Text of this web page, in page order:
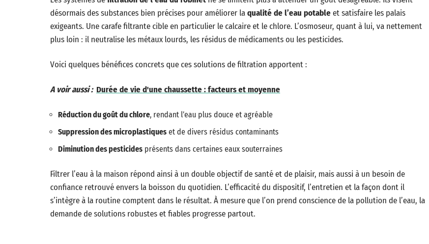
désormais des substances bien précises pour améliorer laqualité de l’eau potableet satisfaire les palais
exigeants. Une carafe filtrante cible en particulier le calcaire et le chlore. L’osmoseur, quant à lui, va nettement
plus loin : il neutralise les métaux lourds, les résidus de médicaments ou les pesticides.
Voici quelques bénéfices concrets que ces solutions de filtration apportent :
A voir aussi : Durée de vie d'une chaussette : facteurs et moyenne
Réduction du goût du chlore, rendant l’eau plus douce et agréable
Suppression des microplastiques et de divers résidus contaminants
Diminution des pesticides présents dans certaines eaux souterraines
Filtrer l’eau à la maison répond ainsi à un double objectif de santé et de plaisir, mais aussi à un besoin de
confiance retrouvé envers la boisson du quotidien. L’efficacité du dispositif, l’entretien et la façon dont il
s’intègre à la routine comptent dans le résultat. À mesure que l’on prend conscience de la pollution de l’eau, la
demande de solutions robustes et fiables progresse partout.